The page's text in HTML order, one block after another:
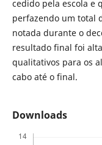
cedido pela escola e
perfazendo um total
notada durante o
resultado final foi
qualitativos para os
cabo até o final.
Downloads